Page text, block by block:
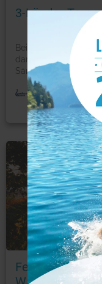
3-Länder-Tour
Bei einem See mit
darf man ruhig ins
Sän...